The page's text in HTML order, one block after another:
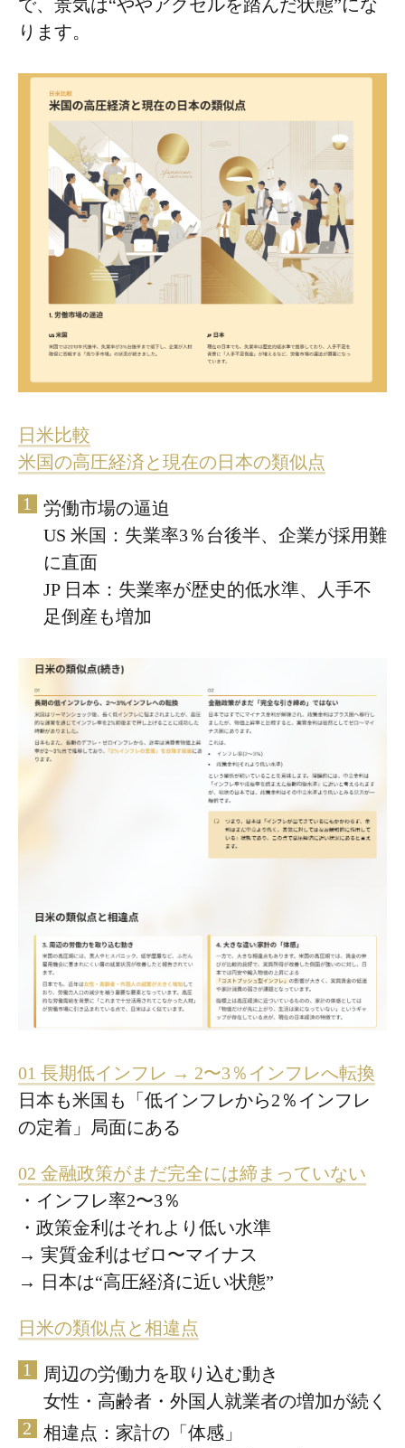
で、景気は“ややアクセルを踏んだ状態”にな
ります。
日米比較
米国の高圧経済と現在の日本の類似点
労働市場の逼迫
US 米国：失業率3％台後半、企業が採用難
に直面
JP 日本：失業率が歴史的低水準、人手不
足倒産も増加
01 長期低インフレ → 2〜3％インフレへ転換
日本も米国も「低インフレから2％インフレ
の定着」局面にある
02 金融政策がまだ完全には締まっていない
・インフレ率2〜3％
・政策金利はそれより低い水準
→ 実質金利はゼロ〜マイナス
→ 日本は“高圧経済に近い状態”
日米の類似点と相違点
周辺の労働力を取り込む動き
女性・高齢者・外国人就業者の増加が続く
相違点：家計の「体感」